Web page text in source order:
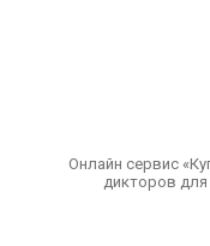
Онлайн сервис
дикторов